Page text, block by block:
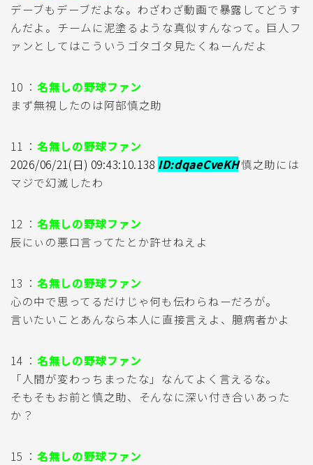
デーブもデーブだよな。わざわざ動画で暴露してどうす
んだよ。チームに泥塗るような真似すんなって。巨人フ
ァンとしてはこういうゴタゴタ見たくねーんだよ
10 ： 名無しの野球ファン
まず無視したのは阿部慎之助
11 ： 名無しの野球ファン
2026/06/21(日) 09:43:10.138 ID:dqaeCveKH慎之助には
マジで幻滅したわ
12 ： 名無しの野球ファン
辰にぃの悪口言ってたとか許せねえよ
13 ： 名無しの野球ファン
心の中で思ってるだけじゃ何も伝わらねーだろが。
言いたいことあんなら本人に直接言えよ、臆病者かよ
14 ： 名無しの野球ファン
「人間が変わっちまったな」なんてよく言えるな。
そもそもお前と慎之助、そんなに深い付き合いあった
か？
15 ： 名無しの野球ファン